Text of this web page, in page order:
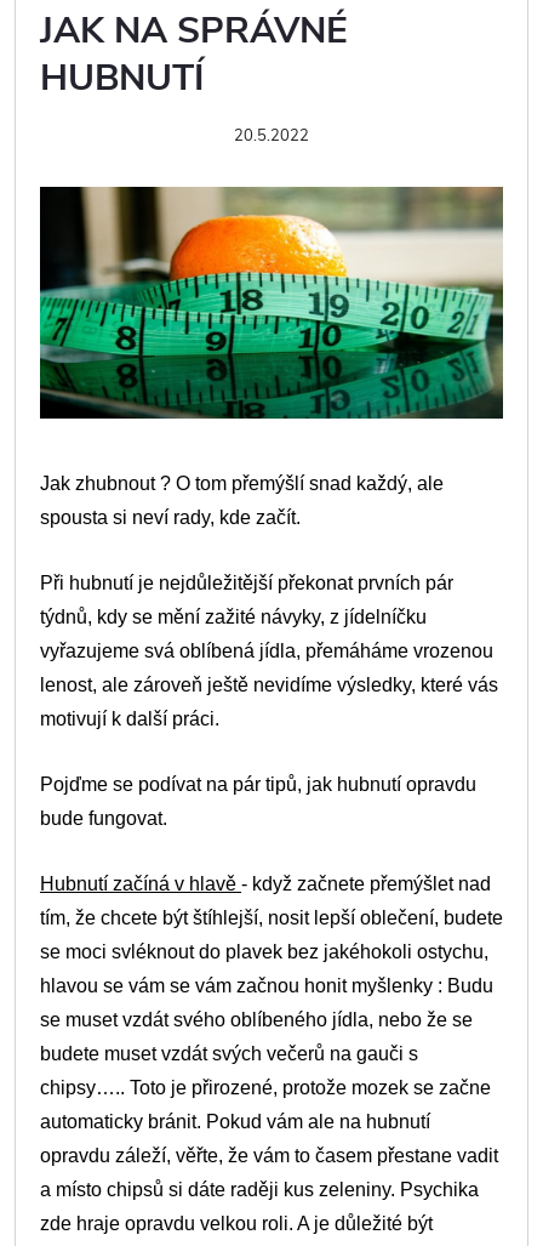
JAK NA SPRÁVNÉ
HUBNUTÍ
20.5.2022
Jak zhubnout ? O tom přemýšlí snad každý, ale
spousta si neví rady, kde začít.
Při hubnutí je nejdůležitější překonat prvních pár
týdnů, kdy se mění zažité návyky, z jídelníčku
vyřazujeme svá oblíbená jídla, přemáháme vrozenou
lenost, ale zároveň ještě nevidíme výsledky, které vás
motivují k další práci.
Pojďme se podívat na pár tipů, jak hubnutí opravdu
bude fungovat.
Hubnutí začíná v hlavě - když začnete přemýšlet nad
tím, že chcete být štíhlejší, nosit lepší oblečení, budete
se moci svléknout do plavek bez jakéhokoli ostychu,
hlavou se vám se vám začnou honit myšlenky : Budu
se muset vzdát svého oblíbeného jídla, nebo že se
budete muset vzdát svých večerů na gauči s
chipsy….. Toto je přirozené, protože mozek se začne
automaticky bránit. Pokud vám ale na hubnutí
opravdu záleží, věřte, že vám to časem přestane vadit
a místo chipsů si dáte raději kus zeleniny. Psychika
zde hraje opravdu velkou roli. A je důležité být